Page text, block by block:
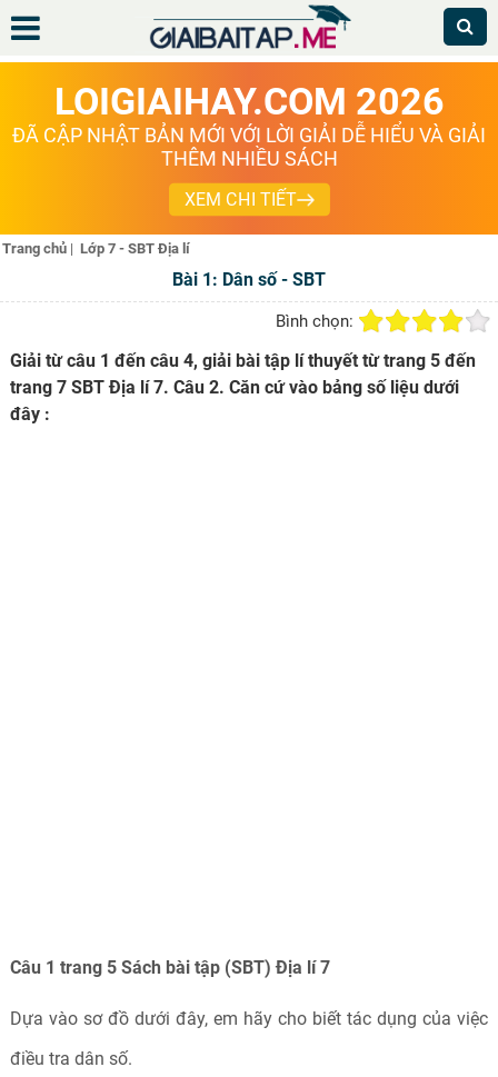
LOIGIAIHAY.COM 2026
ĐÃ CẬP NHẬT BẢN MỚI VỚI LỜI GIẢI DỄ HIỂU VÀ GIẢI
THÊM NHIỀU SÁCH
XEM CHI TIẾT
Trang chủ | Lớp 7 - SBT Địa lí
Bài 1: Dân số - SBT
Bình chọn:
Giải từ câu 1 đến câu 4, giải bài tập lí thuyết từ trang 5 đến
trang 7 SBT Địa lí 7. Câu 2. Căn cứ vào bảng số liệu dưới
đây :
Câu 1 trang 5 Sách bài tập (SBT) Địa lí 7
Dựa vào sơ đồ dưới đây, em hãy cho biết tác dụng của việc
điều tra dân số.